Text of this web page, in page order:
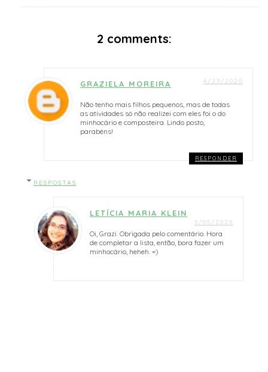
2 comments:
GRAZIELA MOREIRA 4/23/2020
Não tenho mais filhos pequenos, mas de todas
as atividades só não realizei com eles foi o do
minhocário e composteira. Lindo posto,
parabéns!
RESPONDER
RESPOSTAS
LETÍCIA MARIA KLEIN
5/05/2020
Oi, Grazi. Obrigada pelo comentário. Hora
de completar a lista, então, bora fazer um
minhocário, heheh. =)